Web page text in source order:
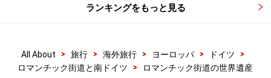
ランキングをもっと見る
All About > 旅行 > 海外旅行 > ヨーロッパ > ドイツ
>
ロマンチック街道と南ドイツ
> ロマンチック街道の世界遺産